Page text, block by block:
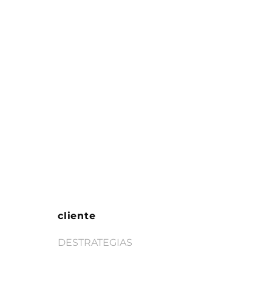
cliente
DESTRATEGIAS